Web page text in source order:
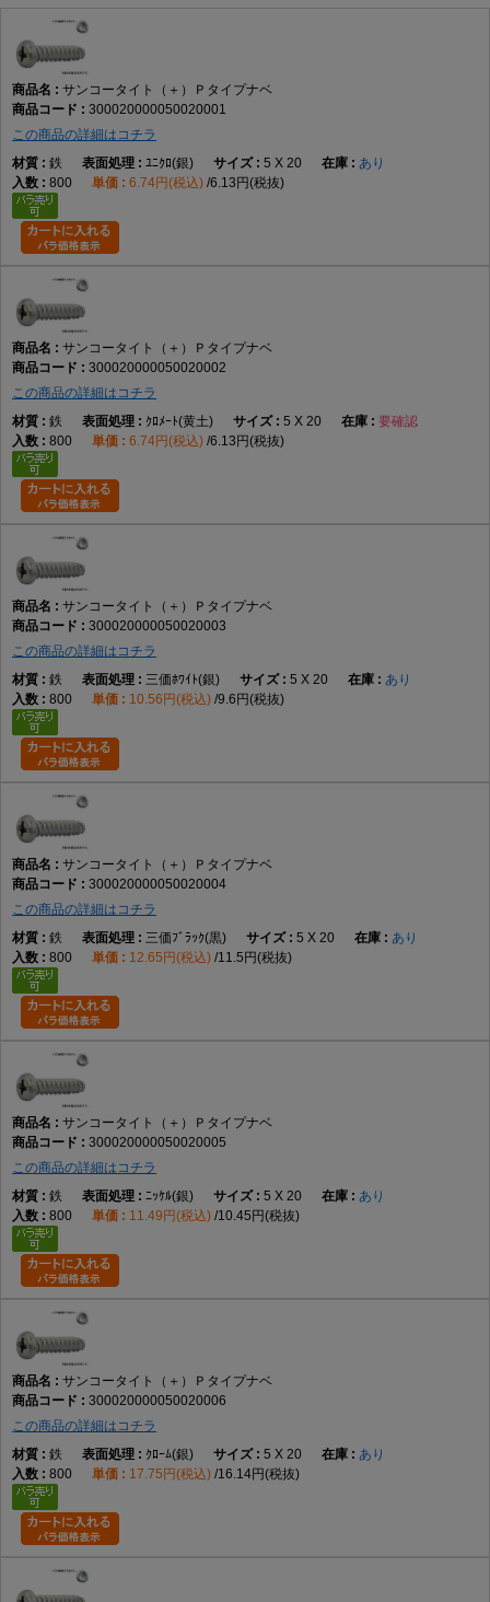
サンコータイト（＋）Ｐタイプナベ
300020000050020001
この商品の詳細はコチラ
鉄
ﾕﾆｸﾛ(銀) 5 X 20
あり
800
6.74円(税込) 6.13円(税抜)
サンコータイト（＋）Ｐタイプナベ
300020000050020002
この商品の詳細はコチラ
鉄
ｸﾛﾒｰﾄ(黄土) 5 X 20
要確認
800
6.74円(税込) 6.13円(税抜)
サンコータイト（＋）Ｐタイプナベ
300020000050020003
この商品の詳細はコチラ
鉄
三価ﾎﾜｲﾄ(銀) 5 X 20
あり
800
10.56円(税込) 9.6円(税抜)
サンコータイト（＋）Ｐタイプナベ
300020000050020004
この商品の詳細はコチラ
鉄
三価ﾌﾞﾗｯｸ(黒) 5 X 20
あり
800
12.65円(税込) 11.5円(税抜)
サンコータイト（＋）Ｐタイプナベ
300020000050020005
この商品の詳細はコチラ
鉄
ﾆｯｹﾙ(銀) 5 X 20
あり
800
11.49円(税込) 10.45円(税抜)
サンコータイト（＋）Ｐタイプナベ
300020000050020006
この商品の詳細はコチラ
鉄
ｸﾛｰﾑ(銀) 5 X 20
あり
800
17.75円(税込) 16.14円(税抜)